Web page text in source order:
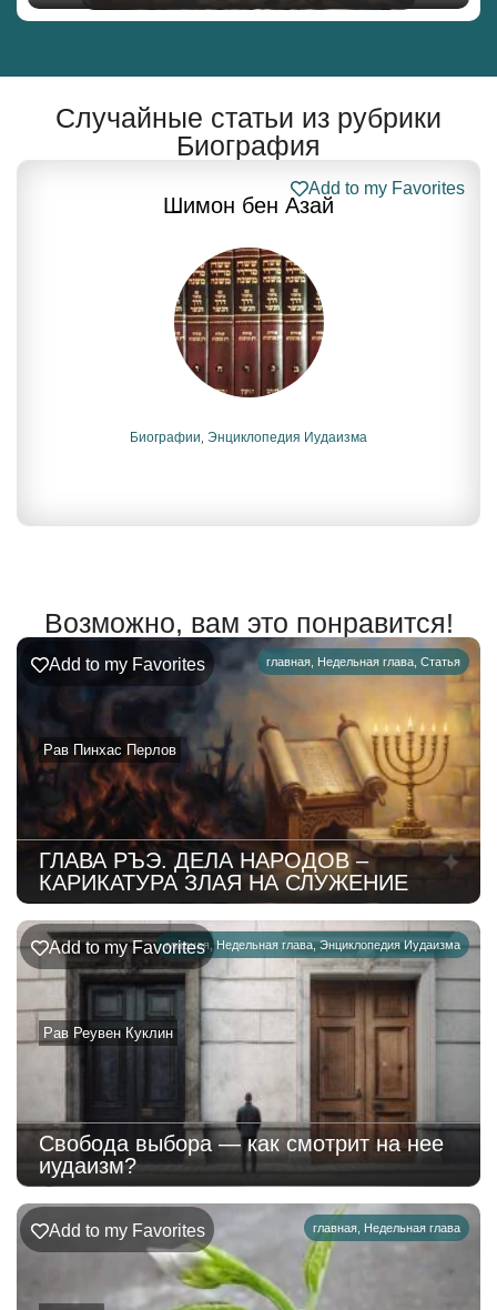
Случайные статьи из рубрики
Биография
Шимон бен Азай
Add to my Favorites
Биографии Энциклопедия Иудаизма
Возможно, вам это понравится!
главная Недельная глава Статья
Рав Пинхас Перлов
Add to my Favorites
ГЛАВА РЪЭ. ДЕЛА НАРОДОВ –
КАРИКАТУРА ЗЛАЯ НА СЛУЖЕНИЕ
главная , Недельная глава,Энциклопедия Иудаизма
Рав Реувен Куклин
Add to my Favorites
Свобода выбора — как смотрит на нее
иудаизм?
главная Недельная глава
Add to my Favorites